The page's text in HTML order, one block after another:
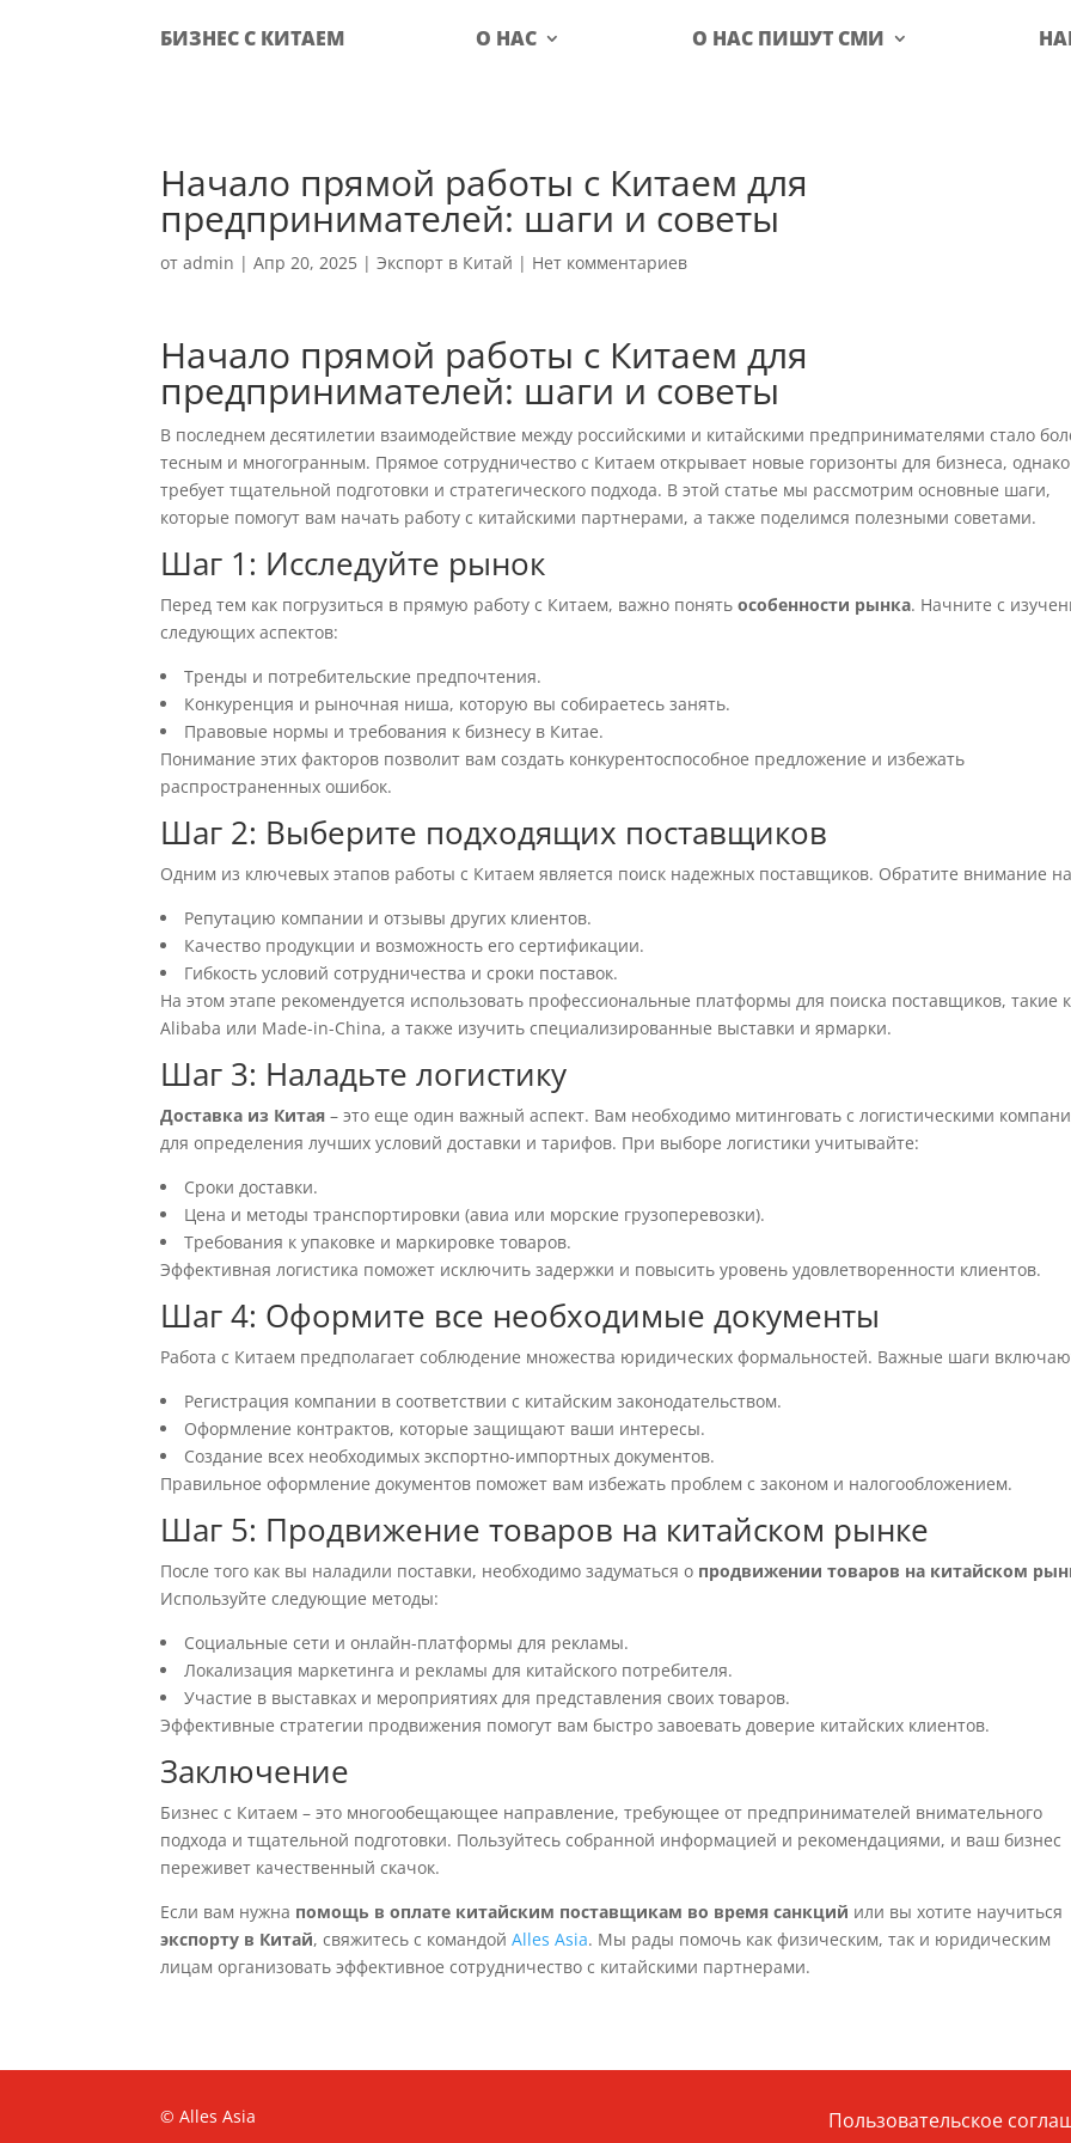
БИЗНЕС С КИТАЕМ О НАС О НАС ПИШУТ СМИ
Начало прямой работы с Китаем для
предпринимателей: шаги и советы
отadmin |Апр 20, 2025 |Экспорт в Китай | Нет комментариев
Начало прямой работы с Китаем для
предпринимателей: шаги и советы
В последнем десятилетии взаимодействие между российскими и китайскими предпринимателями стало
тесным и многогранным. Прямое сотрудничество с Китаем открывает новые горизонты для бизнеса, однако
требует тщательной подготовки и стратегического подхода. В этой статье мы рассмотрим основные шаги,
которые помогут вам начать работу с китайскими партнерами, а также поделимся полезными советами.
Шаг 1: Исследуйте рынок
Перед тем как погрузиться в прямую работу с Китаем, важно понятьособенности рынка. Начните с
следующих аспектов:
Тренды и потребительские предпочтения.
Конкуренция и рыночная ниша, которую вы собираетесь занять.
Правовые нормы и требования к бизнесу в Китае.
Понимание этих факторов позволит вам создать конкурентоспособное предложение и избежать
распространенных ошибок.
Шаг 2: Выберите подходящих поставщиков
Одним из ключевых этапов работы с Китаем является поиск надежных поставщиков. Обратите внимание
Репутацию компании и отзывы других клиентов.
Качество продукции и возможность его сертификации.
Гибкость условий сотрудничества и сроки поставок.
На этом этапе рекомендуется использовать профессиональные платформы для поиска поставщиков, такие
Alibaba или Made-in-China, а также изучить специализированные выставки и ярмарки.
Шаг 3: Наладьте логистику
Доставка из Китая – это еще один важный аспект. Вам необходимо митинговать с логистическими
для определения лучших условий доставки и тарифов. При выборе логистики учитывайте:
Сроки доставки.
Цена и методы транспортировки (авиа или морские грузоперевозки).
Требования к упаковке и маркировке товаров.
Эффективная логистика поможет исключить задержки и повысить уровень удовлетворенности клиентов.
Шаг 4: Оформите все необходимые документы
Работа с Китаем предполагает соблюдение множества юридических формальностей. Важные шаги
Регистрация компании в соответствии с китайским законодательством.
Оформление контрактов, которые защищают ваши интересы.
Создание всех необходимых экспортно-импортных документов.
Правильное оформление документов поможет вам избежать проблем с законом и налогообложением.
Шаг 5: Продвижение товаров на китайском рынке
После того как вы наладили поставки, необходимо задуматься о продвижении товаров на китайском
Используйте следующие методы:
Социальные сети и онлайн-платформы для рекламы.
Локализация маркетинга и рекламы для китайского потребителя.
Участие в выставках и мероприятиях для представления своих товаров.
Эффективные стратегии продвижения помогут вам быстро завоевать доверие китайских клиентов.
Заключение
Бизнес с Китаем – это многообещающее направление, требующее от предпринимателей внимательного
подхода и тщательной подготовки. Пользуйтесь собранной информацией и рекомендациями, и ваш бизнес
переживет качественный скачок.
Если вам нужна помощь в оплате китайским поставщикам во время санкций или вы хотите научиться
экспорту в Китай, свяжитесь с командойAlles Asia. Мы рады помочь как физическим, так и юридическим
лицам организовать эффективное сотрудничество с китайскими партнерами.
© Alles Asia Пользовательское